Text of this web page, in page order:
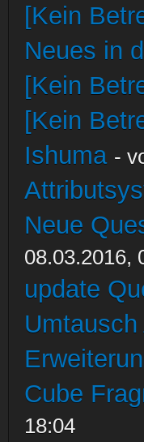
[Kein
Neues in
[Kein
[Kein
Ishuma -
Neue
08.03.2016,
update
Cube
18:04